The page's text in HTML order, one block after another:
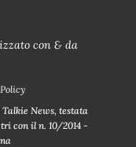
con & da
News, testata
con il n. 10/2014 -